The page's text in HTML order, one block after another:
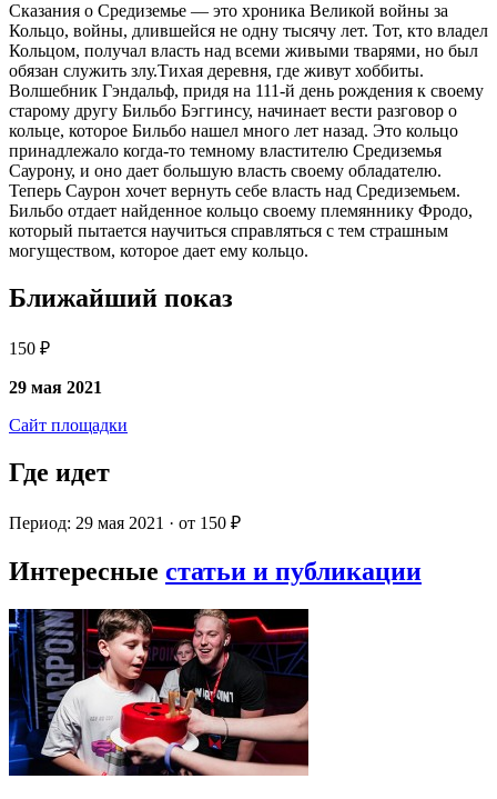
Сказания о Средиземье — это хроника Великой войны за
Кольцо, войны, длившейся не одну тысячу лет. Тот, кто владел
Кольцом, получал власть над всеми живыми тварями, но был
обязан служить злу.Тихая деревня, где живут хоббиты.
Волшебник Гэндальф, придя на 111-й день рождения к своему
старому другу Бильбо Бэггинсу, начинает вести разговор о
кольце, которое Бильбо нашел много лет назад. Это кольцо
принадлежало когда-то темному властителю Средиземья
Саурону, и оно дает большую власть своему обладателю.
Теперь Саурон хочет вернуть себе власть над Средиземьем.
Бильбо отдает найденное кольцо своему племяннику Фродо,
который пытается научиться справляться с тем страшным
могуществом, которое дает ему кольцо.
Ближайший показ
150 ₽
29 мая 2021
Сайт площадки
Где идет
Период: 29 мая 2021 · от 150 ₽
Интересные статьи и публикации